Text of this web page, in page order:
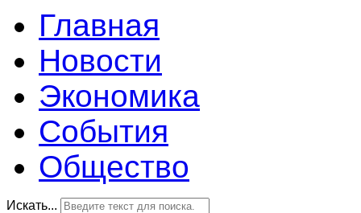
Главная
Новости
Экономика
События
Общество
Искать...